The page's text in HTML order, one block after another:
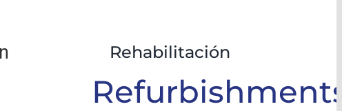
Rehabilitación